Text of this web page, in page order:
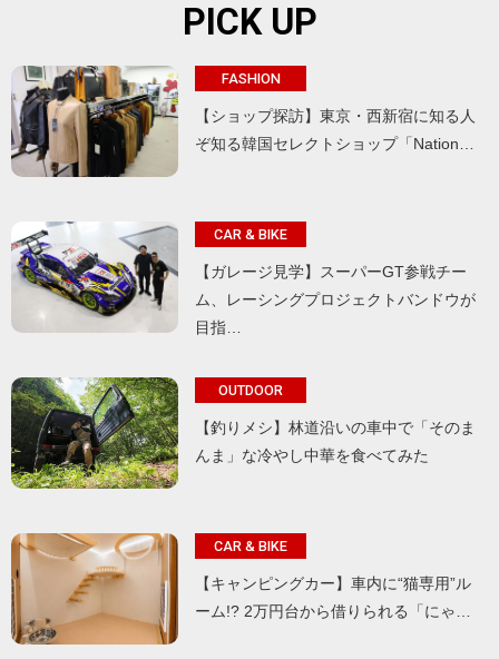
PICK UP
FASHION
【ショップ探訪】東京・西新宿に知る人
ぞ知る韓国セレクトショップ「Nation…
CAR & BIKE
【ガレージ見学】スーパーGT参戦チー
ム、レーシングプロジェクトバンドウが
目指…
OUTDOOR
【釣りメシ】林道沿いの車中で「そのま
んま」な冷やし中華を食べてみた
CAR & BIKE
【キャンピングカー】車内に“猫専用”ル
ーム!? 2万円台から借りられる「にゃ…